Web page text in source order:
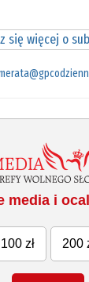
się więcej o
media i
100 zł 200